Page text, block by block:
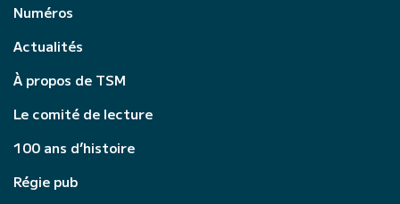
Numéros
Actualités
À propos de TSM
Le comité de lecture
100 ans d’histoire
Régie pub